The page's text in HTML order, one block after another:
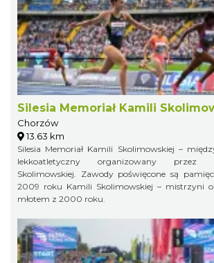
Silesia Memoriał Kamili
Chorzów
13.63 km
Silesia Memoriał Kamili Skolimowskiej –
lekkoatletyczny organizowany przez
Skolimowskiej. Zawody poświęcone są
2009 roku Kamili Skolimowskiej – mistrzyni
młotem z 2000 roku.